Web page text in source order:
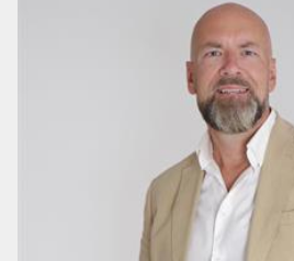
Välkommen att kontakta oss så
drömboende tillsammans!